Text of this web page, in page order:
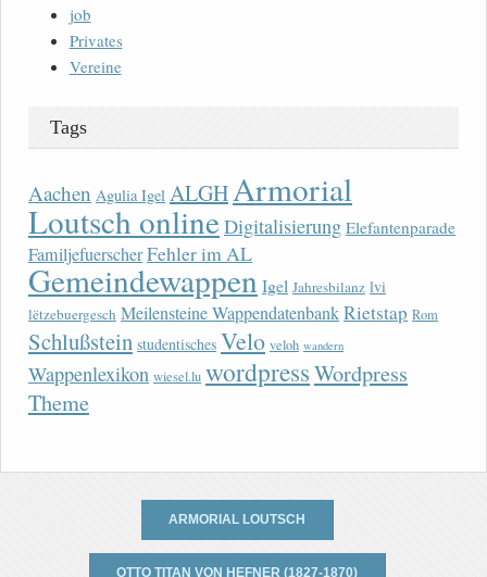
job
Privates
Vereine
Tags
Aachen Agulia Igel ALGH Armorial
Loutsch onlineDigitalisierung Elefantenparade
FamiljefuerscherFehler im AL
Gemeindewappen Igel Jahresbilanz lvi
lëtzebuergesch Meilensteine WappendatenbankRietstap Rom
Schlußstein studentisches Velo veloh wandern
Wappenlexikon wiesel.lu wordpressWordpress
Theme
ARMORIAL LOUTSCH
OTTO TITAN VON HEFNER (1827-1870)